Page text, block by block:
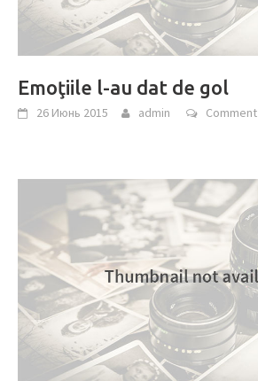
Emoţiile l-au dat de gol
26 Июнь 2015 admin Comment